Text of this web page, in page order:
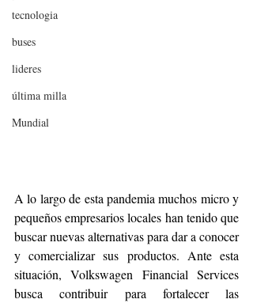
tecnologia
buses
lideres
última milla
Mundial
A lo largo de esta pandemia muchos micro y
pequeños empresarios locales han tenido que
buscar nuevas alternativas para dar a conocer
y comercializar sus productos. Ante esta
situación, Volkswagen Financial Services
busca contribuir para fortalecer las